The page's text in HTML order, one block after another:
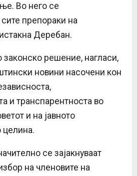
Во него се
препораки на
Деребан.
решение, нагласи,
новини насочени кон
и транспарентноста во
и на јавното
целина.
се зајакнуваат
на членовите на